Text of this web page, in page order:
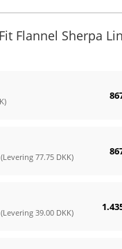
Flannel Sherpa
(Levering 77.75 DKK)
(Levering 39.00 DKK)